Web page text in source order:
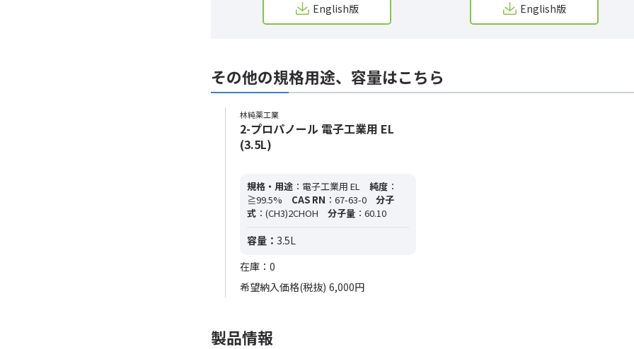
English版 English版
その他の規格用途、容量はこちら
林純薬工業
2-プロパノール 電子工業用 EL
(3.5L)
規格・用途 ：電子工業用 EL 純度 ：
≧99.5%
CAS RN ：67-63-0
分子
式 ：(CH3)2CHOH 分子量 ：60.10
容量： 3.5L
在庫：0
希望納入価格(税抜) 6,000円
製品情報